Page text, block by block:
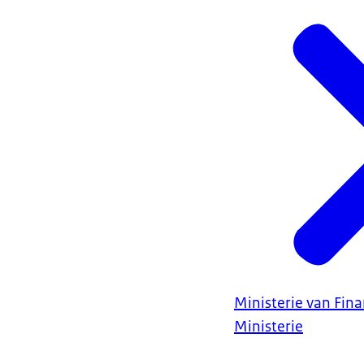
Ministerie van
Ministerie